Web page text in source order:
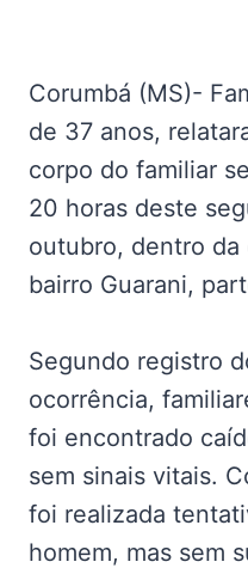
Corumbá (MS)-
de 37 anos,
corpo do familiar
20 horas deste
outubro, dentro da
bairro Guarani,
Segundo registro
ocorrência,
foi encontrado
sem sinais vitais.
foi realizada
homem, mas sem